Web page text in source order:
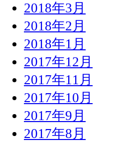
2018年3月
2018年2月
2018年1月
2017年12月
2017年11月
2017年10月
2017年9月
2017年8月